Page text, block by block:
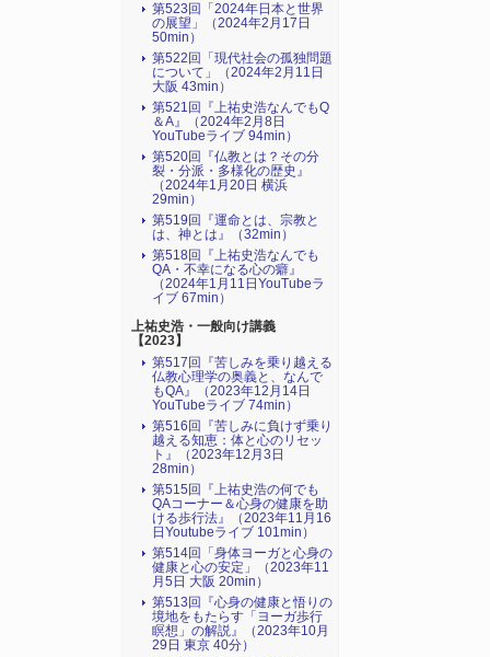
第523回「2024年日本と世界
の展望」（2024年2月17日
50min）
第522回「現代社会の孤独問題
について」（2024年2月11日
大阪 43min）
第521回『上祐史浩なんでもQ
＆A』（2024年2月8日
YouTubeライブ 94min）
第520回『仏教とは？その分
裂・分派・多様化の歴史』
（2024年1月20日 横浜
29min）
第519回『運命とは、宗教と
は、神とは』（32min）
第518回『上祐史浩なんでも
QA・不幸になる心の癖』
（2024年1月11日YouTubeラ
イブ 67min）
上祐史浩・一般向け講義
【2023】
第517回『苦しみを乗り越える
仏教心理学の奥義と、なんで
もQA』（2023年12月14日
YouTubeライブ 74min）
第516回『苦しみに負けず乗り
越える知恵：体と心のリセッ
ト』（2023年12月3日
28min）
第515回『上祐史浩の何でも
QAコーナー＆心身の健康を助
ける歩行法』（2023年11月16
日Youtubeライブ 101min）
第514回「身体ヨーガと心身の
健康と心の安定」（2023年11
月5日 大阪 20min）
第513回『心身の健康と悟りの
境地をもたらす「ヨーガ歩行
瞑想」の解説』（2023年10月
29日 東京 40分）